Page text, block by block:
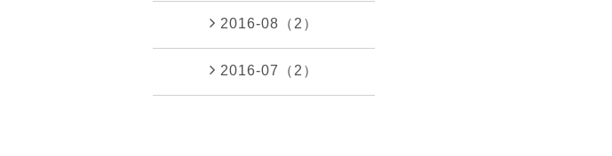
2016-08（2）
2016-07（2）